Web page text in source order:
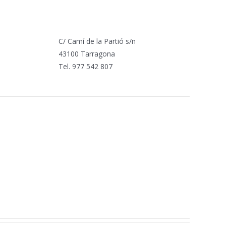
C/ Camí de la Partió s/n
43100 Tarragona
Tel. 977 542 807